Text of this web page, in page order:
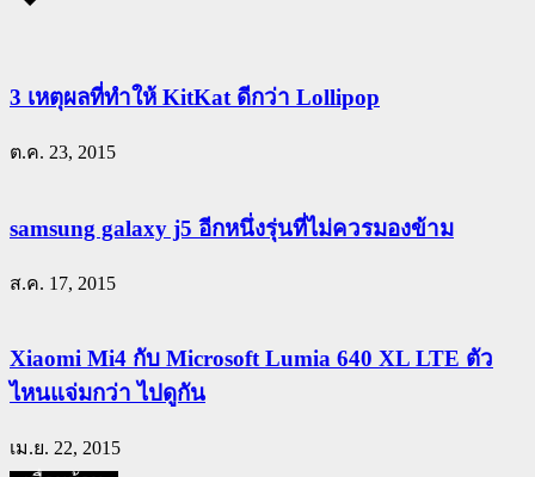
3 เหตุผลที่ทำให้ KitKat ดีกว่า Lollipop
ต.ค. 23, 2015
samsung galaxy j5 อีกหนึ่งรุ่นที่ไม่ควรมองข้าม
ส.ค. 17, 2015
Xiaomi Mi4 กับ Microsoft Lumia 640 XL LTE ตัว
ไหนแจ่มกว่า ไปดูกัน
เม.ย. 22, 2015